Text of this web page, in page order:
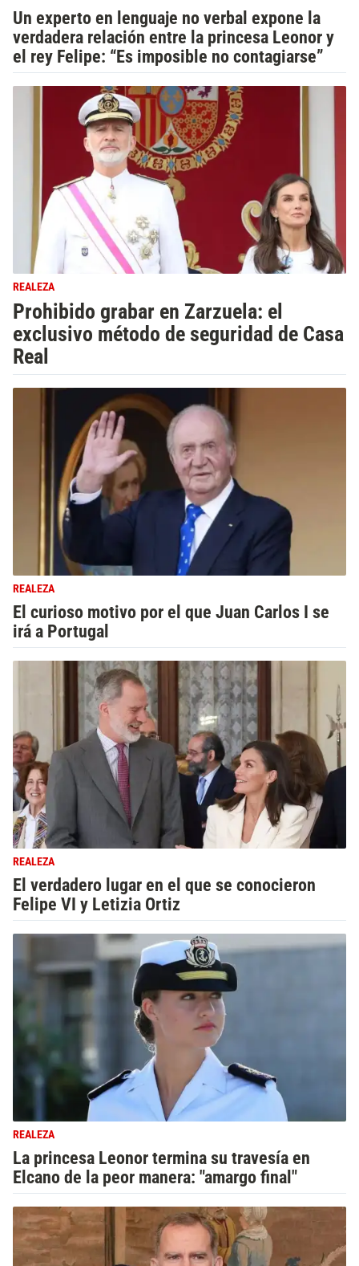
Un experto en lenguaje no verbal expone la
verdadera relación entre la princesa Leonor y
el rey Felipe: “Es imposible no contagiarse”
REALEZA
Prohibido grabar en Zarzuela: el
exclusivo método de seguridad de Casa
Real
REALEZA
El curioso motivo por el que Juan Carlos I se
irá a Portugal
REALEZA
El verdadero lugar en el que se conocieron
Felipe VI y Letizia Ortiz
REALEZA
La princesa Leonor termina su travesía en
Elcano de la peor manera: "amargo final"